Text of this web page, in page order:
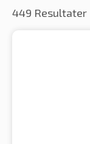
449 Resultater